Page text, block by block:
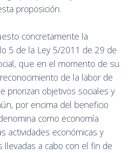
proposición.
concretamente la
5 de la Ley 5/2011 de 29 de
que en el momento de su
de la labor de
priorizan objetivos sociales y
por encima del beneficio
como economía
actividades económicas y
llevadas a cabo con el fin de